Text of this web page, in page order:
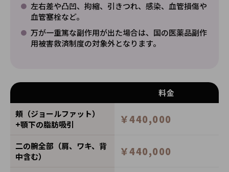
左右差や凸凹、拘縮、引きつれ、感染、血管損傷や
血管塞栓など。
万が一重篤な副作用が出た場合は、国の医薬品副作
用被害救済制度の対象外となります。
料金
頬（ジョールファット）
+顎下の脂肪吸引
￥440,000
二の腕全部（肩、ワキ、背
中含む）
￥440,000